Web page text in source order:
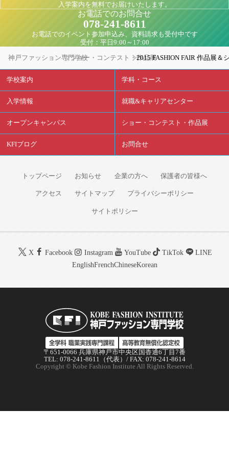
入学案内を無料でお届けいたします。
お電話でのお問合せ
078-241-8611
お電話でのイベント参加申込み、資料請求も受付中です
受付：平日9:00～17:00
神戸ファッション専門学校ショー・コンテスト・作品展2015 FASHION FAIR 作品展＆
学校案内 学科・コース
入学情報 就職&キャリアセンター
オープンキャンパス ショー・コンテスト・作品展
KFIブログ お問合せ
トップページ お知らせ 企業の方へ 保護者の皆様へ
アクセス サイトマップ プライバシーポリシー
サイトポリシー
X Facebook Instagram YouTube TikTok
LINE
EnglishFrenchChineseKorean
〒651-0066 兵庫県神戸市中央区国香通6丁目7番
TEL: 078-241-8611（代表）/ FAX: 078-241-8614
Copyright © Kobe Fashion Institute All Rights Reserved.